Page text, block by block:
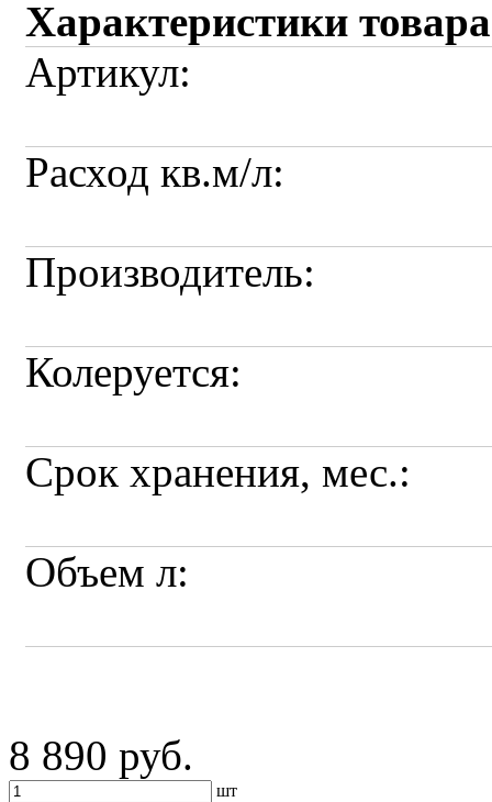
Характеристики
Артикул:
Расход кв.м/л:
Производитель:
Колеруется:
Срок хранения, мес.:
Объем л:
8 890 руб.
шт